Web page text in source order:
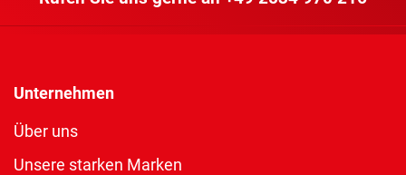
Unternehmen
Über uns
Unsere starken Marken